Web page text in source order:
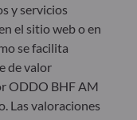
y servicios
el sitio web o en
se facilita
de valor
ODDO BHF AM
Las valoraciones